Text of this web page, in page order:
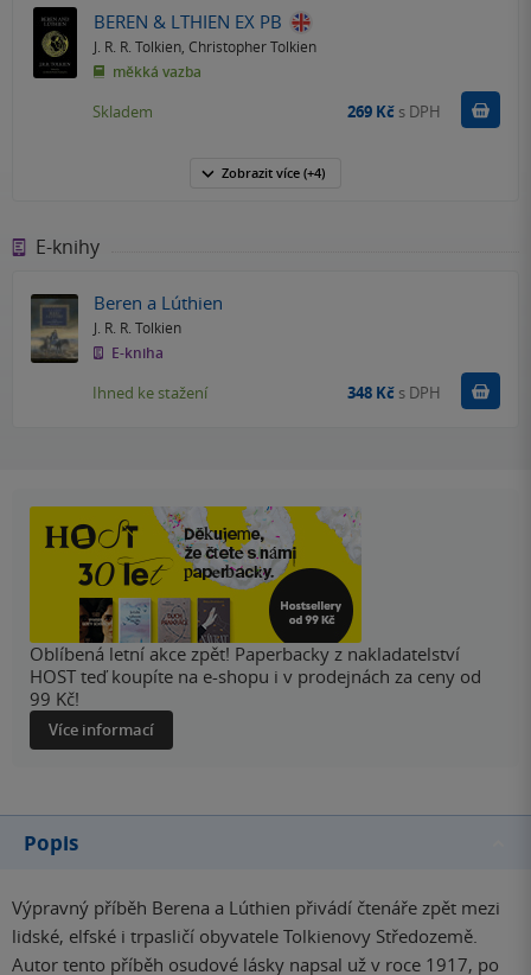
BEREN & LTHIEN EX PB
J. R. R. Tolkien, Christopher Tolkien
měkká vazba
Skladem 269 Kč s DPH
Zobrazit více (+4)
E-knihy
Beren a Lúthien
J. R. R. Tolkien
E-kniha
Ihned ke stažení 348 Kč s DPH Koupit
Oblíbená letní akce zpět! Paperbacky z nakladatelství
HOST teď koupíte na e-shopu i v prodejnách za ceny od
99 Kč!
Více informací
Popis
Výpravný příběh Berena a Lúthien přivádí čtenáře zpět mezi
lidské, elfské i trpasličí obyvatele Tolkienovy Středozemě.
Autor tento příběh osudové lásky napsal už v roce 1917, po